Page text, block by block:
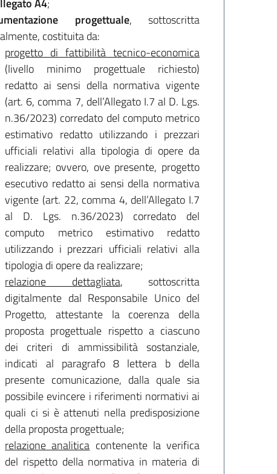
A4;
progettuale, sottoscritta
costituita da:
progetto di fattibilità tecnico-economica
(livello minimo progettuale richiesto)
redatto ai sensi della normativa vigente
(art. 6, comma 7, dell’Allegato I.7 al D. Lgs.
n.36/2023) corredato del computo metrico
estimativo redatto utilizzando i prezzari
ufficiali relativi alla tipologia di opere da
realizzare; ovvero, ove presente, progetto
esecutivo redatto ai sensi della normativa
vigente (art. 22, comma 4, dell’Allegato I.7
al D. Lgs. n.36/2023) corredato del
computo metrico estimativo redatto
utilizzando i prezzari ufficiali relativi alla
tipologia di opere da realizzare;
relazione dettagliata, sottoscritta
digitalmente dal Responsabile Unico del
Progetto, attestante la coerenza della
proposta progettuale rispetto a ciascuno
dei criteri di ammissibilità sostanziale,
indicati al paragrafo 8 lettera b della
presente comunicazione, dalla quale sia
possibile evincere i riferimenti normativi ai
quali ci si è attenuti nella predisposizione
della proposta progettuale;
relazione analitica contenente la verifica
del rispetto della normativa in materia di